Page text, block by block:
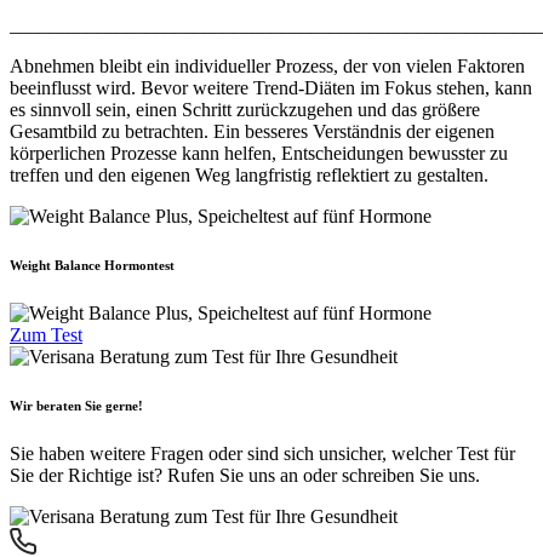
Abnehmen bleibt ein individueller Prozess, der von vielen Faktoren
beeinflusst wird. Bevor weitere Trend-Diäten im Fokus stehen, kann
es sinnvoll sein, einen Schritt zurückzugehen und das größere
Gesamtbild zu betrachten. Ein besseres Verständnis der eigenen
körperlichen Prozesse kann helfen, Entscheidungen bewusster zu
treffen und den eigenen Weg langfristig reflektiert zu gestalten.
Weight Balance Hormontest
Zum Test
Wir beraten Sie gerne!
Sie haben weitere Fragen oder sind sich unsicher, welcher Test für
Sie der Richtige ist? Rufen Sie uns an oder schreiben Sie uns.